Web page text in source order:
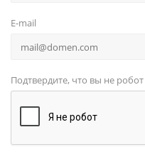
E-mail
Подтвердите, что вы не робот